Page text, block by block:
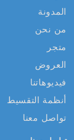
المدونة
من نحن
متجر
العروض
فيديوهاتنا
أنظمة التقسيط
تواصل معنا